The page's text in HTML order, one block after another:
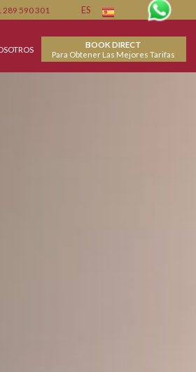
Member +351 289 590 301
CONTACTE CON NOSOTROS
Para